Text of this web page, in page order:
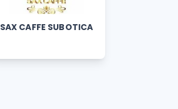
SAX CAFFE SUBOTICA